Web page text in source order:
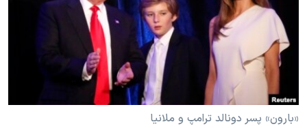
فرهنگ و زندگی
حقوق شهروندی
اقتصادی
علم و فناوری
مستندها
انتخابات ریاست جمهوری آمریکا ۲۰۲۴
حمله جمهوری اسلامی به اسرائیل
رمز مهسا
دنبال کنید
زبانهای مختلف
«بارون» پسر دونالد ترامپ و ملانیا